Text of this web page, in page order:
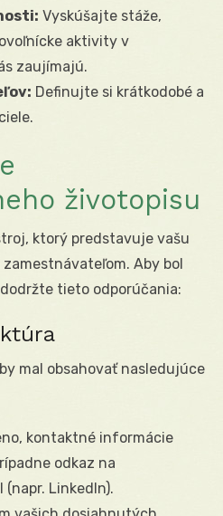
Vyskúšajte stáže,
aktivity v
zaujímajú.
Definujte si krátkodobé a
životopisu
ktorý predstavuje vašu
Aby bol
tieto odporúčania:
mal obsahovať nasledujúce
kontaktné informácie
odkaz na
LinkedIn).